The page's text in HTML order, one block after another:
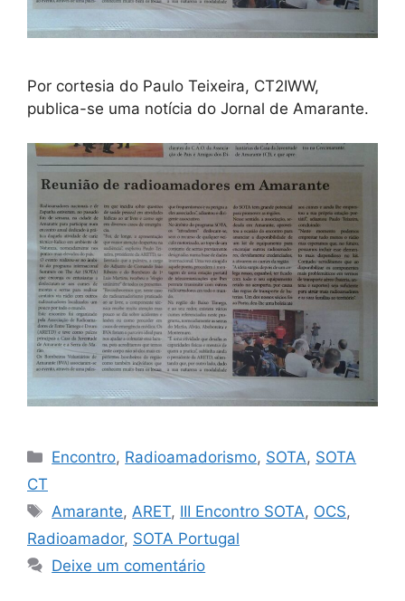
Por cortesia do Paulo Teixeira, CT2IWW,
publica-se uma notícia do Jornal de Amarante.
Categorias
Encontro, Radioamadorismo, SOTA, SOTA
CT
Etiquetas
Amarante,ARET, III Encontro SOTA, OCS,
Radioamador, SOTA Portugal
Deixe um comentário